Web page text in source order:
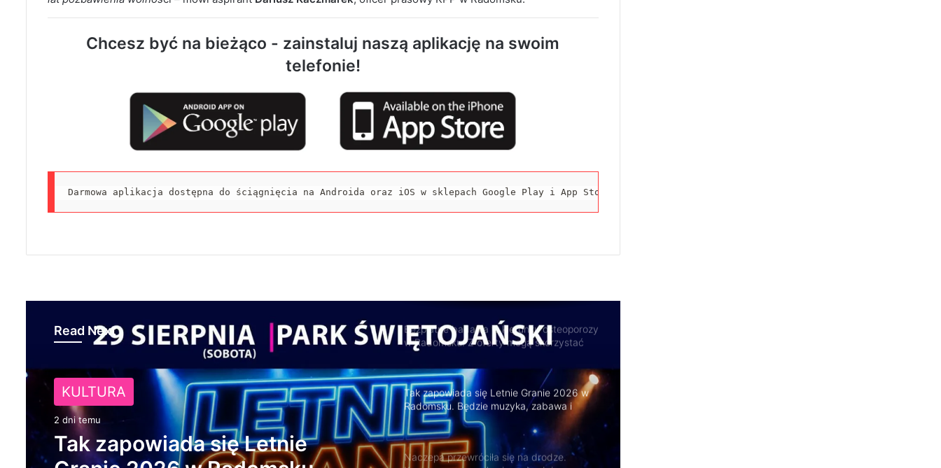
Chcesz być na bieżąco - zainstaluj naszą aplikację na swoim
telefonie!
Darmowa aplikacja dostępna do ściągnięcia na Androida oraz iOS w sklepach Google Play i App Store.
Read Next
KULTURA
2 dni temu
NA SYGNALE
2 dni temu
Trzeźwości
119 km/h w terenie zabudowanym. 37-
latek stracił prawo jazdy i zapłaci 4 tys. zł
Trwa remont przejazdów kolejowych.
Zmieniły się trasy autobusów MPK w
Tak zapowiada się Letnie Granie 2026 w
Radomsku. Będzie muzyka, zabawa i
atrakcje dla rodzin
Naczepa przewróciła się na drodze.
Kruszywo rozsypało się na jezdnię
Przedbórz połączy kultury. Festiwal już 9